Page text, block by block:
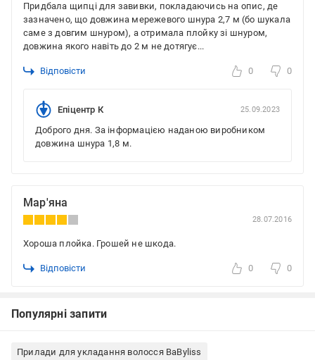
Придбала щипці для завивки, покладаючись на опис, де
зазначено, що довжина мережевого шнура 2,7 м (бо шукала
саме з довгим шнуром), а отримала плойку зі шнуром,
довжина якого навіть до 2 м не дотягує...
Відповісти 0 0
Епіцентр К 25.09.2023
Доброго дня. За інформацією наданою виробником
довжина шнура 1,8 м.
Мар'яна
28.07.2016
Хороша плойка. Грошей не шкода.
Відповісти 0 0
Популярні запити
Прилади для укладання волосся BaByliss